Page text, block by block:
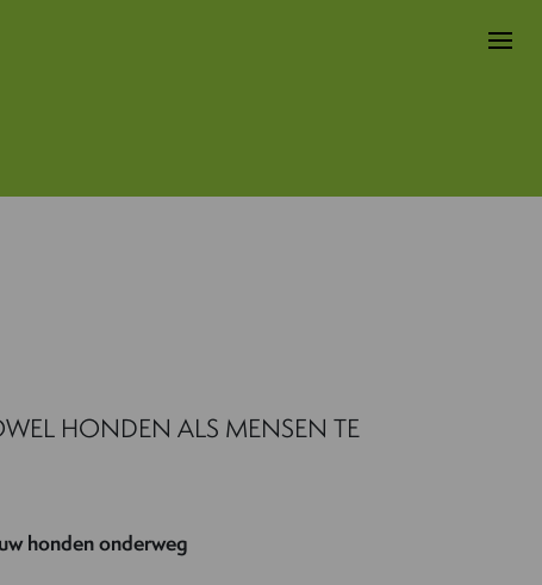
HONDEN ALS MENSEN TE
honden onderweg